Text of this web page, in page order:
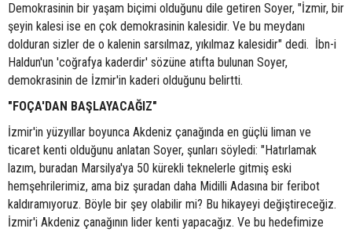
Demokrasinin bir yaşam biçimi olduğunu dile getiren Soyer, "İzmir, bir
şeyin kalesi ise en çok demokrasinin kalesidir. Ve bu meydanı
dolduran sizler de o kalenin sarsılmaz, yıkılmaz kalesidir" dedi. İbn-i
Haldun'un 'coğrafya kaderdir' sözüne atıfta bulunan Soyer,
demokrasinin de İzmir'in kaderi olduğunu belirtti.
"FOÇA'DAN BAŞLAYACAĞIZ"
İzmir'in yüzyıllar boyunca Akdeniz çanağında en güçlü liman ve
ticaret kenti olduğunu anlatan Soyer, şunları söyledi: "Hatırlamak
lazım, buradan Marsilya'ya 50 kürekli teknelerle gitmiş eski
hemşehrilerimiz, ama biz şuradan daha Midilli Adasına bir feribot
kaldıramıyoruz. Böyle bir şey olabilir mi? Bu hikayeyi değiştireceğiz.
İzmir'i Akdeniz çanağının lider kenti yapacağız. Ve bu hedefimize